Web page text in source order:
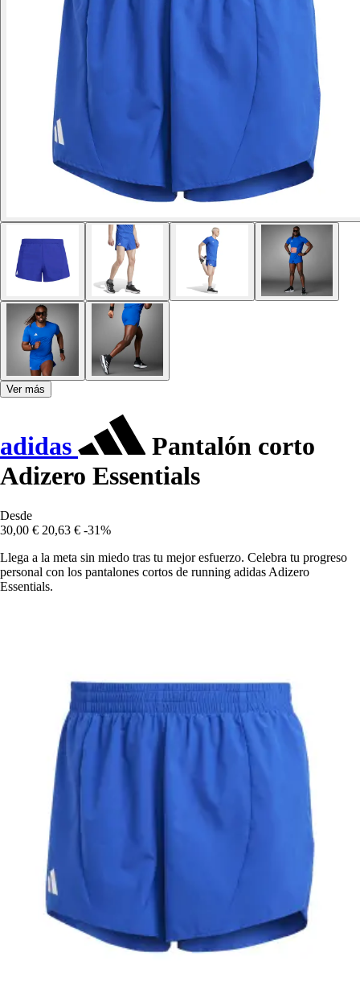
Ver más
adidas
Pantalón corto
Adizero Essentials
Desde
30,00 € 20,63 € -31%
Llega a la meta sin miedo tras tu mejor esfuerzo. Celebra tu progreso
personal con los pantalones cortos de running adidas Adizero
Essentials.